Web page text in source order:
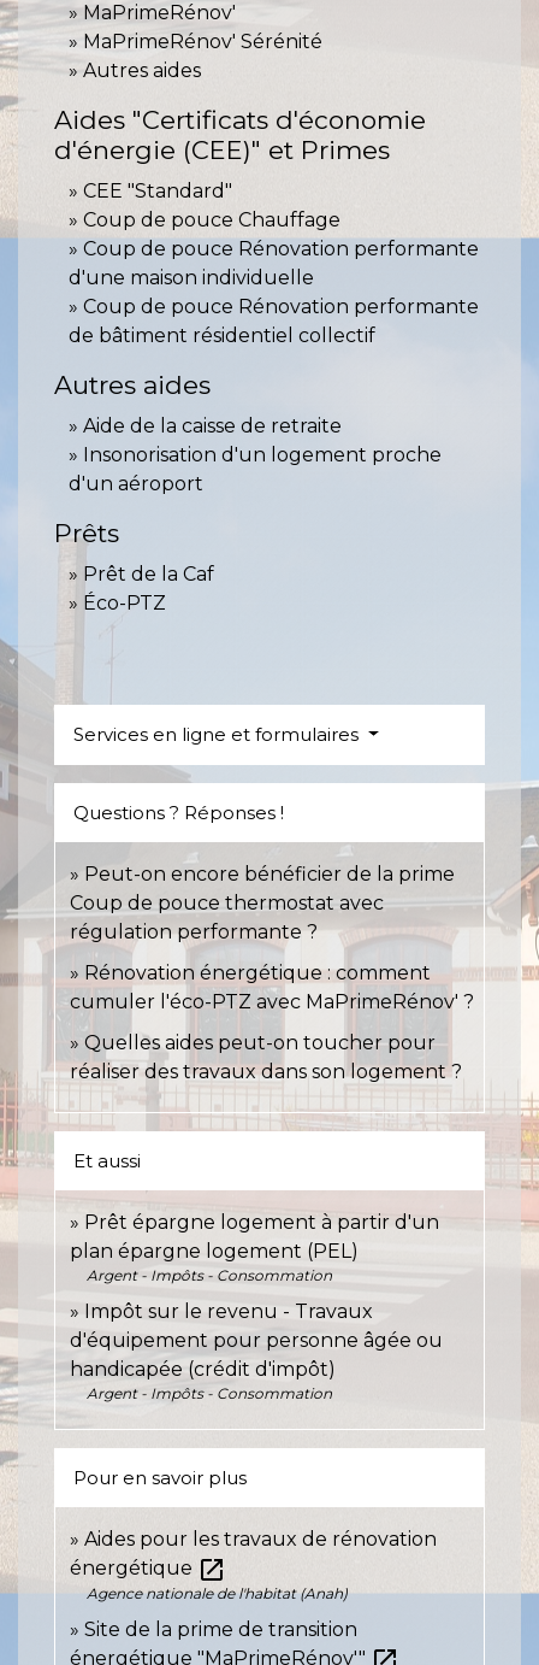
MaPrimeRénov'
MaPrimeRénov' Sérénité
Autres aides
Aides "Certificats d'économie
d'énergie (CEE)" et Primes
CEE "Standard"
Coup de pouce Chauffage
Coup de pouce Rénovation performante
d'une maison individuelle
Coup de pouce Rénovation performante
de bâtiment résidentiel collectif
Autres aides
Aide de la caisse de retraite
Insonorisation d'un logement proche
d'un aéroport
Prêts
Prêt de la Caf
Éco-PTZ
Services en ligne et formulaires
Questions ? Réponses !
Peut-on encore bénéficier de la prime
Coup de pouce thermostat avec
régulation performante ?
Rénovation énergétique : comment
cumuler l'éco-PTZ avec MaPrimeRénov' ?
Quelles aides peut-on toucher pour
réaliser des travaux dans son logement ?
Et aussi
Prêt épargne logement à partir d'un
plan épargne logement (PEL)
Argent - Impôts - Consommation
Impôt sur le revenu - Travaux
d'équipement pour personne âgée ou
handicapée (crédit d'impôt)
Argent - Impôts - Consommation
Pour en savoir plus
Aides pour les travaux de rénovation
énergétique open_in_new
Agence nationale de l'habitat (Anah)
Site de la prime de transition
énergétique "MaPrimeRénov'"